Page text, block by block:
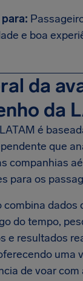
e boa
da
da
é
que
companhias
para os
combina dados
do tempo,
e resultados
uma
de voar com